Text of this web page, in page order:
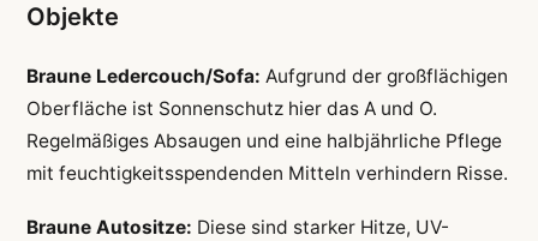
Objekte
Braune Ledercouch/Sofa: Aufgrund der großflächigen
Oberfläche ist Sonnenschutz hier das A und O.
Regelmäßiges Absaugen und eine halbjährliche Pflege
mit feuchtigkeitsspendenden Mitteln verhindern Risse.
Braune Autositze: Diese sind starker Hitze, UV-